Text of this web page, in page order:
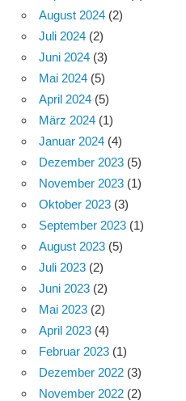
August 2024 (2)
Juli 2024 (2)
Juni 2024 (3)
Mai 2024 (5)
April 2024 (5)
März 2024 (1)
Januar 2024 (4)
Dezember 2023 (5)
November 2023 (1)
Oktober 2023 (3)
September 2023 (1)
August 2023 (5)
Juli 2023 (2)
Juni 2023 (2)
Mai 2023 (2)
April 2023 (4)
Februar 2023 (1)
Dezember 2022 (3)
November 2022 (2)